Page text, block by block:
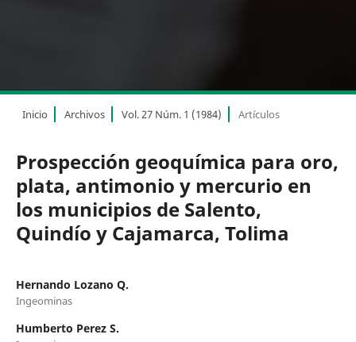
Inicio Archivos Vol. 27 Núm. 1 (1984) Artículos
Prospección geoquímica para oro,
plata, antimonio y mercurio en
los municipios de Salento,
Quindío y Cajamarca, Tolima
Hernando Lozano Q.
Ingeominas
Humberto Perez S.